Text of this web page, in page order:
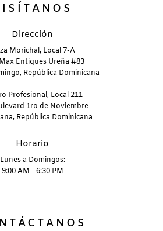
Dirección
Morichal, Local 7-A
Entiques Ureña #83
República Dominicana
Profesional, Local 211
1ro de Noviembre
República Dominicana
Horario
Lunes a Domingos:
9:00 AM - 6:30 PM